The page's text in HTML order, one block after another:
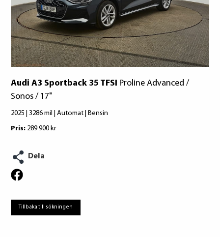
Audi A3 Sportback 35 TFSI Proline Advanced /
Sonos / 17"
2025 | 3286 mil | Automat | Bensin
Pris: 289 900 kr
Dela
Tillbaka till sökningen